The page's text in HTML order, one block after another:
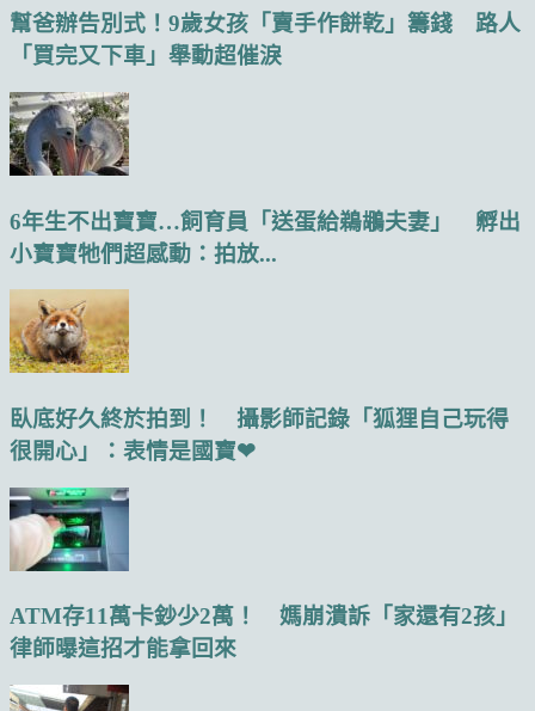
幫爸辦告別式！9歲女孩「賣手作餅乾」籌錢 路人
「買完又下車」舉動超催淚
6年生不出寶寶…飼育員「送蛋給鵜鶘夫妻」 孵出
小寶寶牠們超感動：拍放...
臥底好久終於拍到！ 攝影師記錄「狐狸自己玩得
很開心」：表情是國寶❤
ATM存11萬卡鈔少2萬！ 媽崩潰訴「家還有2孩」
律師曝這招才能拿回來